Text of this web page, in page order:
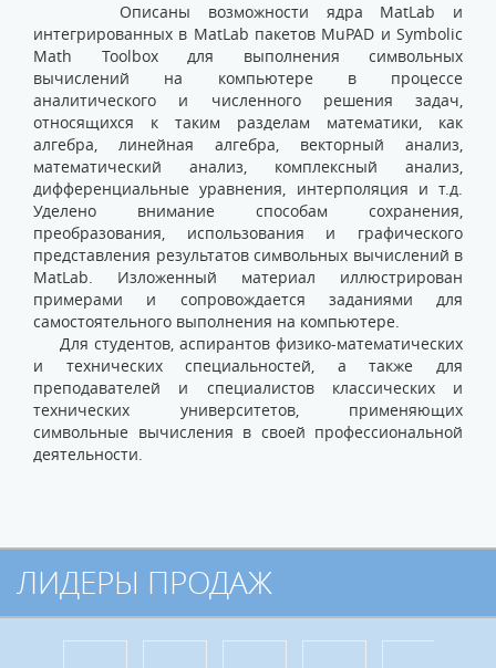
Описаны возможности ядра MatLab и
интегрированных в MatLab пакетов MuPAD и Symbolic
Math Toolbox для выполнения символьных
вычислений на компьютере в процессе
аналитического и численного решения задач,
относящихся к таким разделам математики, как
алгебра, линейная алгебра, векторный анализ,
математический анализ, комплексный анализ,
дифференциальные уравнения, интерполяция и т.д.
Уделено внимание способам сохранения,
преобразования, использования и графического
представления результатов символьных вычислений в
MatLab. Изложенный материал иллюстрирован
примерами и сопровождается заданиями для
самостоятельного выполнения на компьютере.
Для студентов, аспирантов физико-математических
и технических специальностей, а также для
преподавателей и специалистов классических и
технических университетов, применяющих
символьные вычисления в своей профессиональной
деятельности.
ЛИДЕРЫ ПРОДАЖ